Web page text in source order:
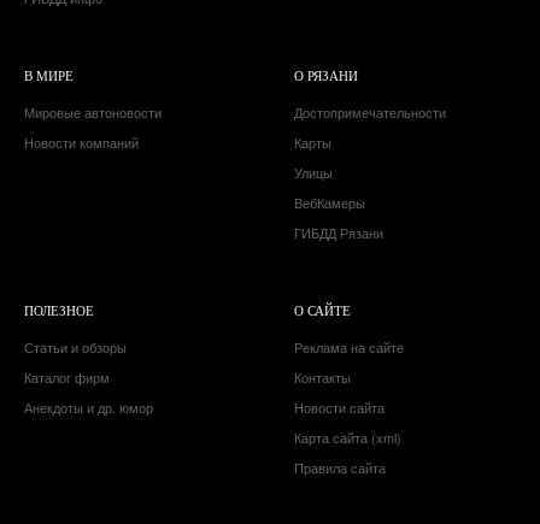
В МИРЕ
Мировые автоновости
Новости компаний
О РЯЗАНИ
Достопримечательности
Карты
Улицы
ВебКамеры
ГИБДД Рязани
ПОЛЕЗНОЕ
Статьи и обзоры
Каталог фирм
Анекдоты и др. юмор
О САЙТЕ
Реклама на сайте
Контакты
Новости сайта
Карта сайта (xml)
Правила сайта